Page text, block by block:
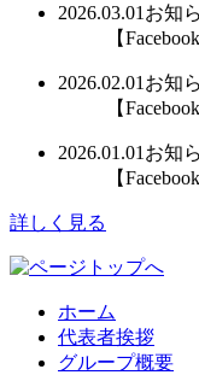
2026.03.01 お知
【
2026.02.01 お知
【
2026.01.01 お知
【
詳しく見る
ホーム
代表者挨拶
グループ概要